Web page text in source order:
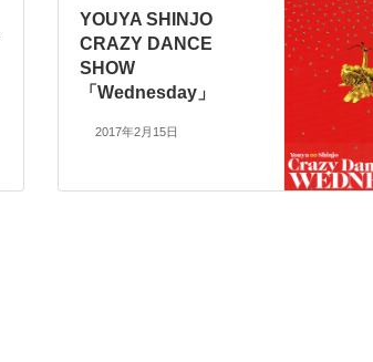
YOUYA SHINJO
CRAZY DANCE
SHOW
「Wednesday」
2017年2月15日